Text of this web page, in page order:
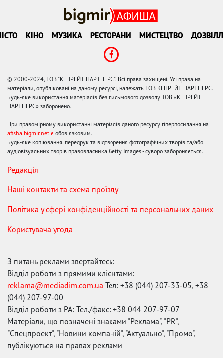
КІНО МУЗИКА РЕСТОРАНИ МИСТЕЦТВО
© 2000-2024, ТОВ "КЕПРЕЙТ ПАРТНЕРС". Всі права захищені. Усі права на
матеріали, опубліковані на даному ресурсі, належать ТОВ КЕПРЕЙТ ПАРТНЕРС.
Будь-яке використання матеріалів без письмового дозволу ТОВ «КЕПРЕЙТ
ПАРТНЕРС» заборонено.
При правомірному використанні матеріалів даного ресурсу гіперпосилання на
afisha.bigmir.net є обов'язковим.
Будь-яке копіювання, передрук та відтворення фотографічних творів та/або
аудіовізуальних творів правовласника Getty Images - суворо забороняється.
Редакція
Наші контакти та схема проїзду
Політика у сфері конфіденційності та персональних даних
Користувача угода
З питань реклами звертайтесь:
Відділ роботи з прямими клієнтами:
reklama@mediadim.com.ua Тел: +38 (044) 207-33-05, +38
(044) 207-97-00
Відділ роботи з РА: Тел./факс: +38 044 207-97-07
Матеріали, що позначені знаками "Реклама", "PR",
"Спецпроект", "Новини компаній", "Актуально", "Промо",
публікуються на правах реклами